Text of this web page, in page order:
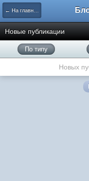
← На главную
Новые публикации
По типу
Новых